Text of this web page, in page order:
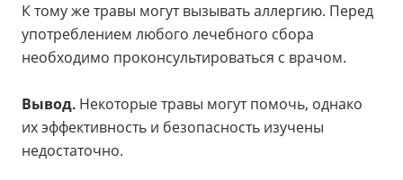
К тому же травы могут вызывать аллергию. Перед
употреблением любого лечебного сбора
необходимо проконсультироваться с врачом.
Вывод. Некоторые травы могут помочь, однако
их эффективность и безопасность изучены
недостаточно.